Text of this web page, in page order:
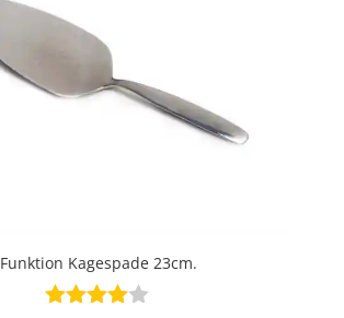
Funktion Kagespade 23cm.